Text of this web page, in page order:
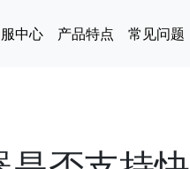
中心 产品特点 常见问题